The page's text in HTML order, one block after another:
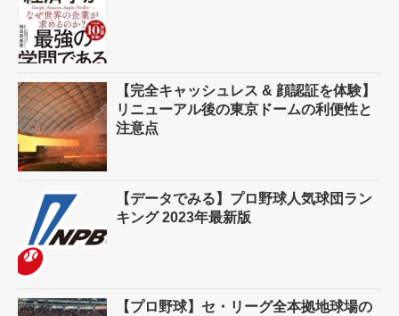
【完全キャッシュレス & 顔認証を体験】
リニューアル後の東京ドームの利便性と
注意点
【データでみる】プロ野球人気球団ラン
キング 2023年最新版
【プロ野球】セ・リーグ全本拠地球場の